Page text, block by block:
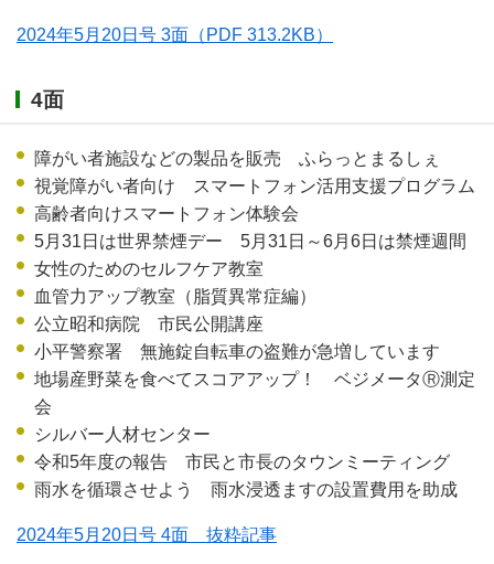
2024年5月20日号 3面 （PDF 313.2KB）
4面
障がい者施設などの製品を販売 ふらっとまるしぇ
視覚障がい者向け スマートフォン活用支援プログラム
高齢者向けスマートフォン体験会
5月31日は世界禁煙デー 5月31日～6月6日は禁煙週間
女性のためのセルフケア教室
血管力アップ教室（脂質異常症編）
公立昭和病院 市民公開講座
小平警察署 無施錠自転車の盗難が急増しています
地場産野菜を食べてスコアアップ！ ベジメータⓇ測定
会
シルバー人材センター
令和5年度の報告 市民と市長のタウンミーティング
雨水を循環させよう 雨水浸透ますの設置費用を助成
2024年5月20日号 4面 抜粋記事